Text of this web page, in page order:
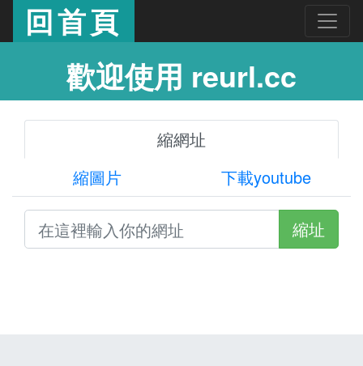
回首頁
歡迎使用 reurl.cc
縮網址
縮圖片
下載youtube
縮址